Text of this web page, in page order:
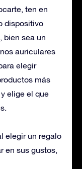
ten en
dispositivo
bien sea un
auriculares
elegir
más
elige el que
elegir un regalo
en sus gustos,